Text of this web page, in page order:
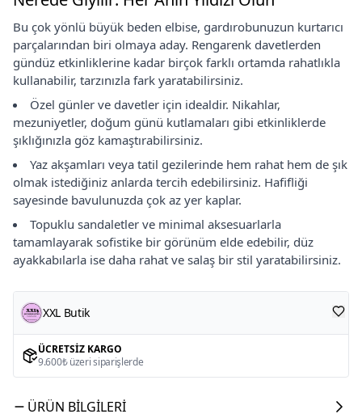
Bu çok yönlü büyük beden elbise, gardırobunuzun kurtarıcı
parçalarından biri olmaya aday. Rengarenk davetlerden
gündüz etkinliklerine kadar birçok farklı ortamda rahatlıkla
kullanabilir, tarzınızla fark yaratabilirsiniz.
Özel günler ve davetler için idealdir. Nikahlar,
mezuniyetler, doğum günü kutlamaları gibi etkinliklerde
şıklığınızla göz kamaştırabilirsiniz.
Yaz akşamları veya tatil gezilerinde hem rahat hem de şık
olmak istediğiniz anlarda tercih edebilirsiniz. Hafifliği
sayesinde bavulunuzda çok az yer kaplar.
Topuklu sandaletler ve minimal aksesuarlarla
tamamlayarak sofistike bir görünüm elde edebilir, düz
ayakkabılarla ise daha rahat ve salaş bir stil yaratabilirsiniz.
XXL Butik
ÜCRETSIZ KARGO
9.600₺ üzeri siparişlerde
ÜRÜN BILGILERI